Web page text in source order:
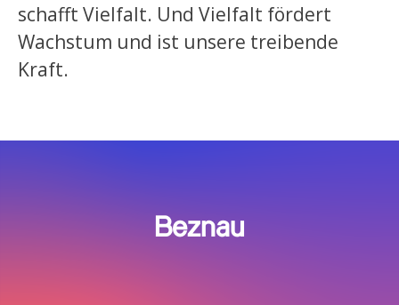
schafft Vielfalt. Und Vielfalt fördert
Wachstum und ist unsere treibende
Kraft.
Beznau